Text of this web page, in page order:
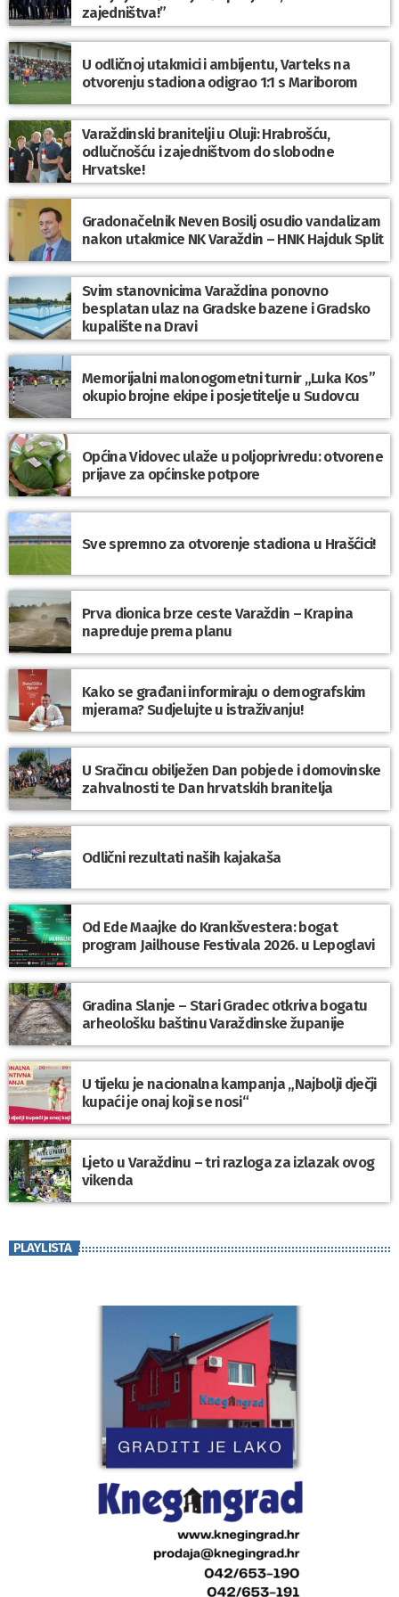
zajedništva!”
U odličnoj utakmici i ambijentu, Varteks na
otvorenju stadiona odigrao 1:1 s Mariborom
Varaždinski branitelji u Oluji: Hrabrošću,
odlučnošću i zajedništvom do slobodne
Hrvatske!
Gradonačelnik Neven Bosilj osudio vandalizam
nakon utakmice NK Varaždin – HNK Hajduk Split
Svim stanovnicima Varaždina ponovno
besplatan ulaz na Gradske bazene i Gradsko
kupalište na Dravi
Memorijalni malonogometni turnir „Luka Kos”
okupio brojne ekipe i posjetitelje u Sudovcu
Općina Vidovec ulaže u poljoprivredu: otvorene
prijave za općinske potpore
Sve spremno za otvorenje stadiona u Hrašćici!
Prva dionica brze ceste Varaždin – Krapina
napreduje prema planu
Kako se građani informiraju o demografskim
mjerama? Sudjelujte u istraživanju!
U Sračincu obilježen Dan pobjede i domovinske
zahvalnosti te Dan hrvatskih branitelja
Odlični rezultati naših kajakaša
Od Ede Maajke do Krankšvestera: bogat
program Jailhouse Festivala 2026. u Lepoglavi
Gradina Slanje – Stari Gradec otkriva bogatu
arheološku baštinu Varaždinske županije
U tijeku je nacionalna kampanja „Najbolji dječji
kupaći je onaj koji se nosi“
Ljeto u Varaždinu – tri razloga za izlazak ovog
vikenda
PLAYLISTA